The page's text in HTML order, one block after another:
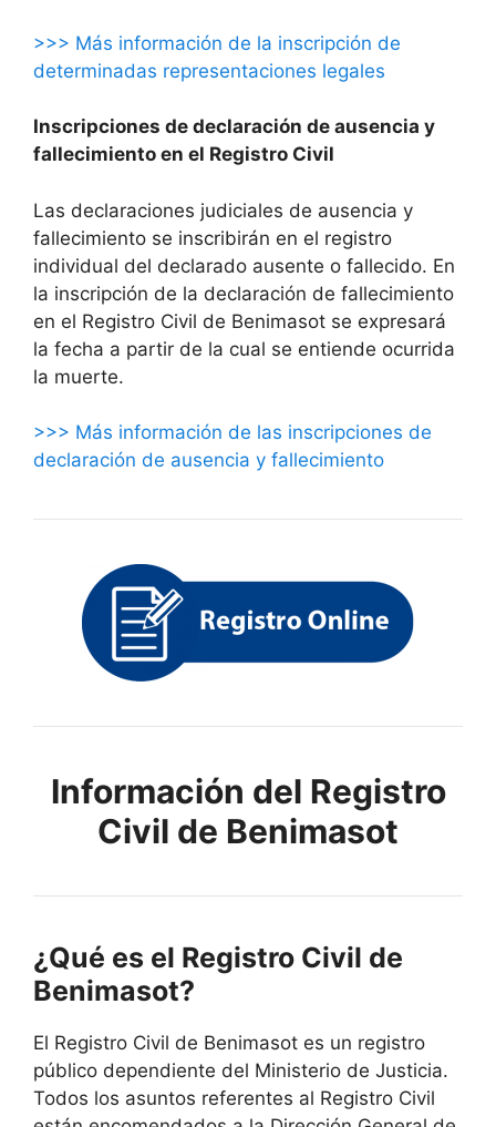
>>> Más información de la inscripción de
determinadas representaciones legales
Inscripciones de declaración de ausencia y
fallecimiento en el Registro Civil
Las declaraciones judiciales de ausencia y
fallecimiento se inscribirán en el registro
individual del declarado ausente o fallecido. En
la inscripción de la declaración de fallecimiento
en el Registro Civil de Benimasot se expresará
la fecha a partir de la cual se entiende ocurrida
la muerte.
>>> Más información de las inscripciones de
declaración de ausencia y fallecimiento
Información del Registro
Civil de Benimasot
¿Qué es el Registro Civil de
Benimasot?
El Registro Civil de Benimasot es un registro
público dependiente del Ministerio de Justicia.
Todos los asuntos referentes al Registro Civil